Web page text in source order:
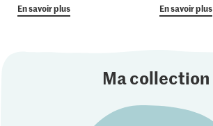
En savoir plus En savoir plus
Ma collection